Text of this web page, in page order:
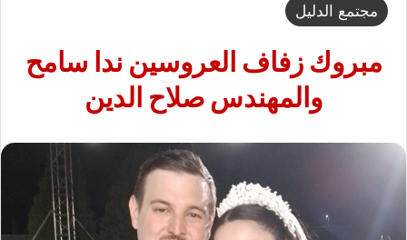
مجتمع الدليل
مبروك زفاف العروسين ندا سامح
والمهندس صلاح الدين